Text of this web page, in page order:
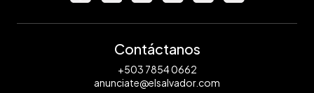
Contáctanos
+503 7854 0662
anunciate@elsalvador.com